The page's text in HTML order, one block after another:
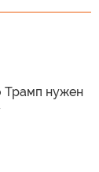
Трамп нужен